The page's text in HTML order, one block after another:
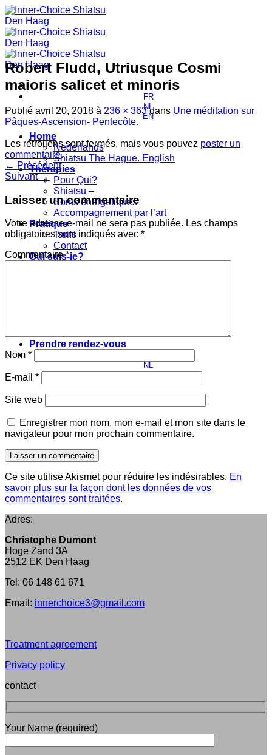
Passer
au
contenu
FR
NL
EN
Home
Nederlands
Shiatsu The Hague. English
Thérapies
Pour Qui?
Shiatsu –
Soins énergetiques
Accompagnement par l’art
Pratique
Tarifs
Contact
Qui suis-je?
Prendre rendez-vous
NL
EN
Robert Fludd, Utriusque Cosmi
maioris salicet et minoris
Publié avril 20, 2018 à 236 × 363dans Une méditation sur
Pâques-Ascension- Pentecôte.
Les rétroliens sont fermés, mais vous pouvez poster un
commentaire.
← Précédent
Suivant→
Laisser un commentaire
Votre adresse e-mail ne sera pas publiée. Les champs
obligatoires sont indiqués avec *
Commentaire*
Nom *
E-mail *
Site web
Enregistrer mon nom, mon e-mail et mon site dans le
navigateur pour mon prochain commentaire.
Ce site utilise Akismet pour réduire les indésirables. En
savoir plus sur la façon dont les données de vos
commentaires sont traitées.
Adres:
Christophe Dumont
Hoge Zand 3A
2512 EK Den Haag
Tel: 06 148 61 671
Email: innerchoice3@gmail.com
Treatment agreement
Privacy policy
contact
Your Name (required)